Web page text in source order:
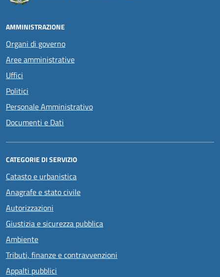
AMMINISTRAZIONE
Organi di governo
Aree amministrative
Uffici
Politici
Personale Amministrativo
Documenti e Dati
CATEGORIE DI SERVIZIO
Catasto e urbanistica
Anagrafe e stato civile
Autorizzazioni
Giustizia e sicurezza pubblica
Ambiente
Tributi, finanze e contravvenzioni
Appalti pubblici